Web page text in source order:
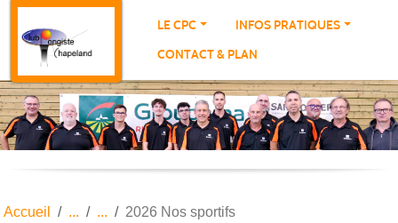
LE CPC
INFOS PRATIQUES
CONTACT & PLAN
Accueil 2026 Nos sportifs
Panneau de gestion des cookies